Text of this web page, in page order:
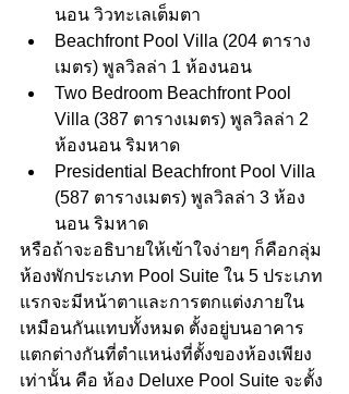
นอน วิวทะเลเต็มตา
Beachfront Pool Villa (204 ตาราง
เมตร) พูลวิลล่า 1 ห้องนอน
Two Bedroom Beachfront Pool
Villa (387 ตารางเมตร) พูลวิลล่า 2
ห้องนอน ริมหาด
Presidential Beachfront Pool Villa
(587 ตารางเมตร) พูลวิลล่า 3 ห้อง
นอน ริมหาด
หรือถ้าจะอธิบายให้เข้าใจง่ายๆ ก็คือกลุ่ม
ห้องพักประเภท Pool Suite ใน 5 ประเภท
แรกจะมีหน้าตาและการตกแต่งภายใน
เหมือนกันแทบทั้งหมด ตั้งอยู่บนอาคาร
แตกต่างกันที่ตำแหน่งที่ตั้งของห้องเพียง
เท่านั้น คือ ห้อง Deluxe Pool Suite จะตั้ง